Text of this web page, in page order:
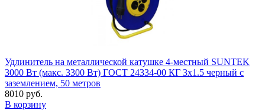
Удлинитель на металлической катушке 4-местный SUNTEK
3000 Вт (макс. 3300 Вт) ГОСТ 24334-00 КГ 3х1.5 черный с
заземлением, 50 метров
8010 руб.
В корзину